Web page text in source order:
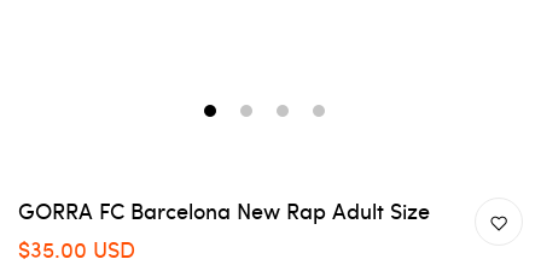
1 2 3 4
GORRA FC Barcelona New Rap Adult Size
$35.00 USD